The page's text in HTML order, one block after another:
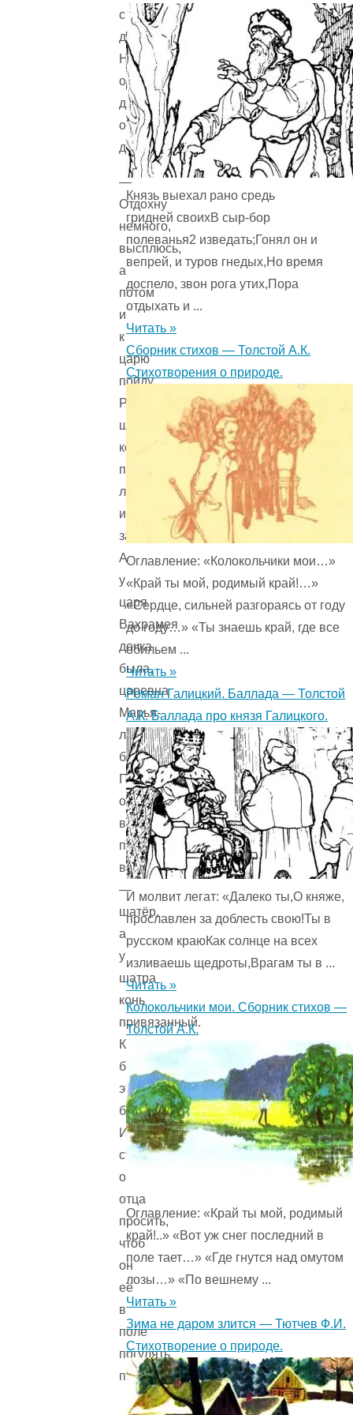
с
дороги.
Неподалеку
от
дворца
остановился,
думает:
—
Отдохну
немного,
высплюсь,
а
потом
и
к
царю
пойду.
Раскинул
шатёр,
коня
привязал,
лег
и
заснул.
А
у
царя
Вахрамея
дочка
была,
царевна
Марья-
лебедь
белая.
Поглядела
она
в
поле,
видит
—
шатёр,
а
у
шатра
конь
привязанный.
Кто
б
это
был?
И
стала
она
отца
просить,
чтоб
он
её
в
поле
погулять
пустил.
Князь выехал рано средь
гридней своихВ сыр-бор
полеванья2 изведать;Гонял он и
вепрей, и туров гнедых,Но время
доспело, звон рога утих,Пора
отдыхать и ...
Читать »
Сборник стихов — Толстой А.К.
Стихотворения о природе.
Оглавление: «Колокольчики мои…»
«Край ты мой, родимый край!…»
«Сердце, сильней разгораясь от году
до году…» «Ты знаешь край, где все
обильем ...
Читать »
Роман Галицкий. Баллада — Толстой
А.К. Баллада про князя Галицкого.
И молвит легат: «Далеко ты,О княже,
прославлен за доблесть свою!Ты в
русском краюКак солнце на всех
изливаешь щедроты,Врагам ты в ...
Читать »
Колокольчики мои. Сборник стихов —
Толстой А.К.
Оглавление: «Край ты мой, родимый
край!..» «Вот уж снег последний в
поле тает…» «Где гнутся над омутом
лозы…» «По вешнему ...
Читать »
Зима не даром злится — Тютчев Ф.И.
Стихотворение о природе.